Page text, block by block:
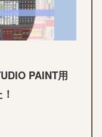
PAINT用